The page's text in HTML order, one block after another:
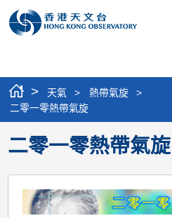
> 天氣 > 熱帶氣旋
>
二零一零熱帶氣旋
二零一零熱帶氣旋